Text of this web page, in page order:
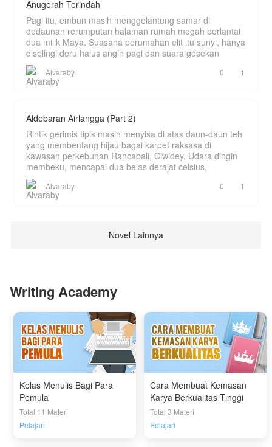
Anugerah Terindah
Pagi itu, embun masih menggelantung samar di
dedaunan rerumputan halaman rumah megah berlantai
dua milik Maya. Suasana perumahan elit itu sunyi, hanya
diselingi deru halus angin pagi dan suara gesekan
Alvaraby 0 1
Aldebaran Airlangga (Part 2)
Rintik gerimis tipis masih menyisa di atas daun-daun teh
yang membentang hijau bagai karpet raksasa di
kawasan perkebunan Rancabali, Ciwidey. Udara dingin
membeku, mencapai dua belas derajat celsius,
Alvaraby 0 1
Novel Lainnya
Writing Academy
Kelas Menulis Bagi Para
Pemula
Total 11 Materi
Pelajari
Cara Membuat Kemasan
Karya Berkualitas Tinggi
Total 3 Materi
Pelajari